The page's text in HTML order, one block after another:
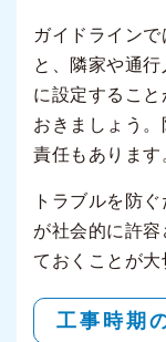
ガイドライン
と、隣家や通
に設定するこ
おきましょう
責任もあります
トラブルを防
が社会的に許
ておくことが大
工事時期